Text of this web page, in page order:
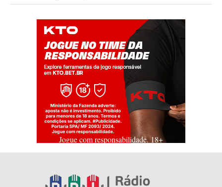
Jogue com responsabilidade. 18+